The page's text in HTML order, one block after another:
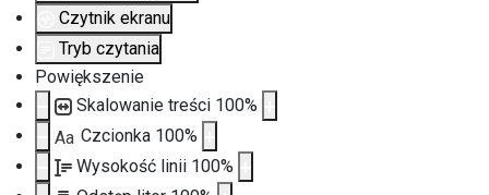
Czytnik ekranu
Tryb czytania
Powiększenie
Skalowanie treści 100%
Aa Czcionka 100%
Wysokość linii 100%